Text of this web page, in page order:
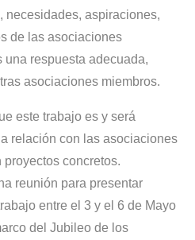
necesidades, aspiraciones,
de las asociaciones
una respuesta adecuada,
asociaciones miembros.
este trabajo es y será
relación con las asociaciones
concretos.
reunión para presentar
entre el 3 y el 6 de Mayo
del Jubileo de los